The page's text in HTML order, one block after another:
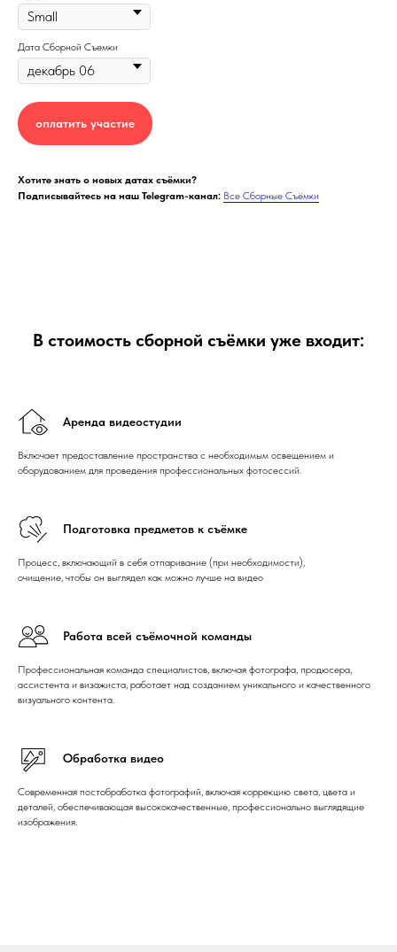
Дата Сборной Съемки
оплатить участие
Хотите знать о новых датах съёмки?
Подписывайтесь на наш Telegram-канал: Все Сборные Съёмки
В стоимость сборной съёмки уже входит:
Аренда видеостудии
Включает предоставление пространства с необходимым освещением и
оборудованием для проведения профессиональных фотосессий.
Подготовка предметов к съёмке
Процесс, включающий в себя отпаривание (при необходимости),
очищение, чтобы он выглядел как можно лучше на видео
Работа всей съёмочной команды
Профессиональная команда специалистов, включая фотографа, продюсера,
ассистента и визажиста, работает над созданием уникального и качественного
визуального контента.
Обработка видео
Современная постобработка фотографий, включая коррекцию света, цвета и
деталей, обеспечивающая высококачественные, профессионально выглядящие
изображения.